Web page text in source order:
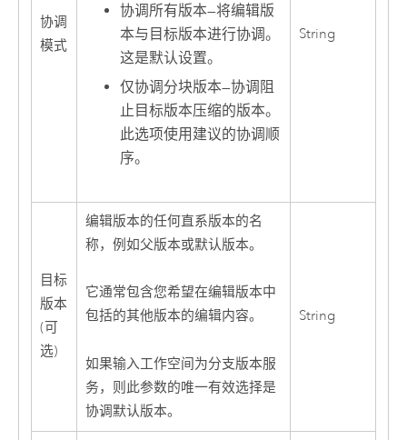
协调
模式
协调所有版本—将编辑版
本与目标版本进行协调。
这是默认设置。
仅协调分块版本—协调阻
止目标版本压缩的版本。
此选项使用建议的协调顺
序。
String
目标
版本
(可
选)
编辑版本的任何直系版本的名
称，例如父版本或默认版本。
它通常包含您希望在编辑版本中
包括的其他版本的编辑内容。
如果输入工作空间为分支版本服
务，则此参数的唯一有效选择是
协调默认版本。
String